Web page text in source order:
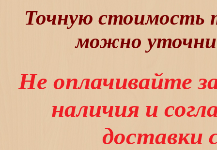
Точную стоимость
можно
Не оплачивайте
наличия и
доставки